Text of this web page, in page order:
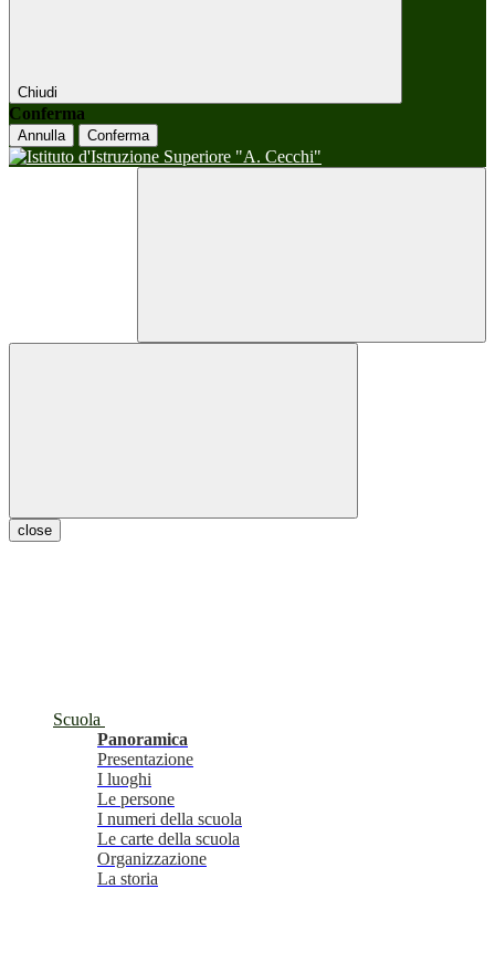
Chiudi
Conferma
Annulla Conferma
close
Scuola
Panoramica
Presentazione
I luoghi
Le persone
I numeri della scuola
Le carte della scuola
Organizzazione
La storia